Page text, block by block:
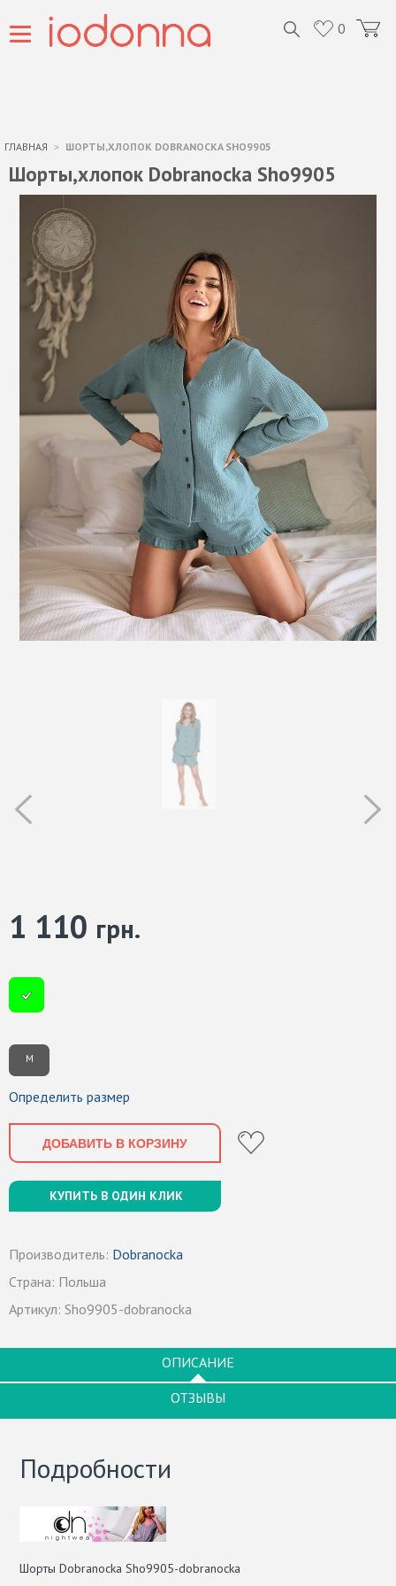
0
ГЛАВНАЯ ШОРТЫ,ХЛОПОК DOBRANOCKA SHO9905
Шорты,хлопок Dobranocka Sho9905
M
Определить размер
1 110 грн.
ДОБАВИТЬ В КОРЗИНУ
КУПИТЬ В ОДИН КЛИК
Производитель: Dobranocka
Страна: Польша
Артикул: Sho9905-dobranocka
ОПИСАНИЕ
ОТЗЫВЫ
Подробности
Шорты Dobranocka Sho9905-dobranocka